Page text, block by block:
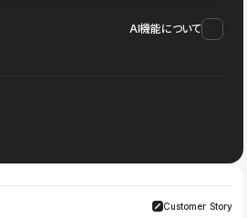
AI機能について
Customer Story